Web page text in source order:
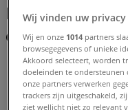
Dyson kopen -
en
Tiendeo»
Aanbiedingen»
Wij vinden uw
Wij en onze 1014 partners
browsegegevens of unieke
Akkoord selecteert, worden
doeleinden te ondersteunen
onze partners verwerken
trackers zijn uitgeschakeld,
ziet wellicht niet zo relevant